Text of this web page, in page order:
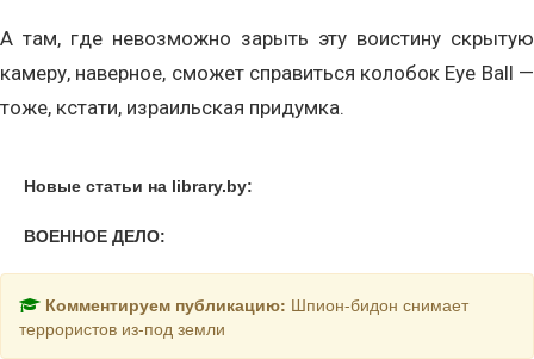
А там, где невозможно зарыть эту воистину скрытую
камеру, наверное, сможет справиться колобок Eye Ball —
тоже, кстати, израильская придумка.
Новые статьи на library.by:
ВОЕННОЕ ДЕЛО:
Комментируем публикацию: Шпион-бидон снимает
террористов из-под земли